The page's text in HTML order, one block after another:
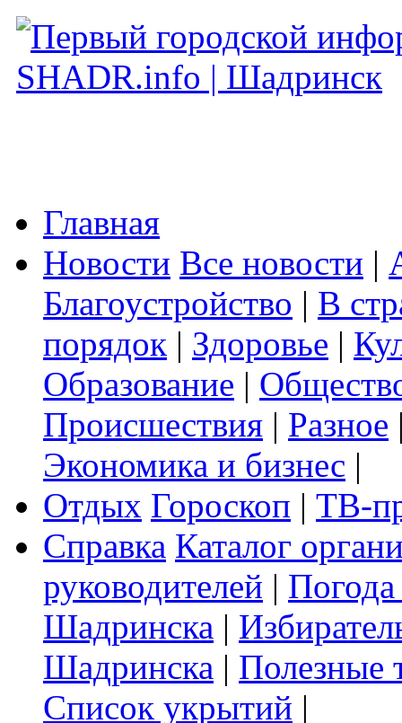
Главная
Новости Все новости |
Благоустройство | В
порядок | Здоровье |
Образование |
Происшествия | Разное
Экономика и бизнес |
Отдых Гороскоп | ТВ-
Справка Каталог
руководителей |
Шадринска |
Шадринска | Полезные
Список укрытий |